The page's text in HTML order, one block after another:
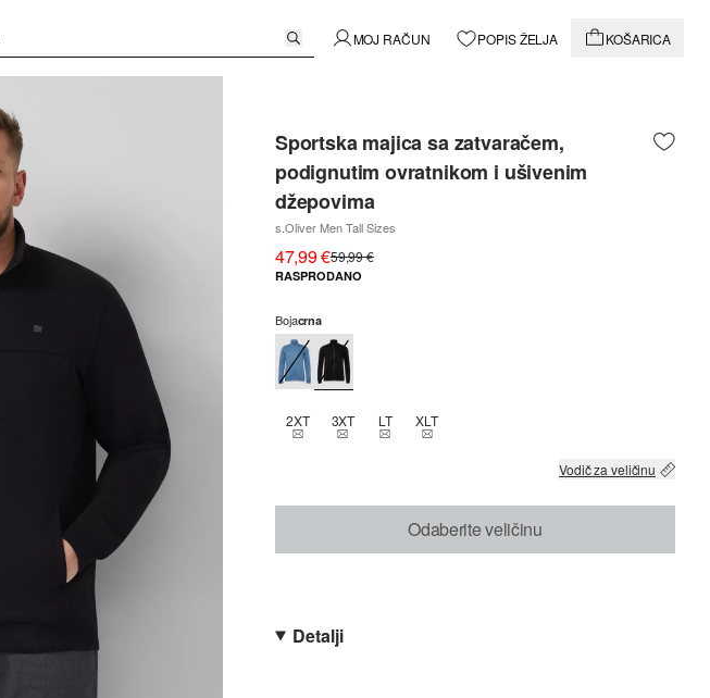
MOJ RAČUN POPIS ŽELJA KOŠARICA
Sportska majica sa zatvaračem,
podignutim ovratnikom i ušivenim
džepovima
s.Oliver Men Tall Sizes
47,99 €59,99 €
RASPRODANO
Bojacrna
2XTTHIS SIZE IS CURRENTLY OUT OF STOCK
3XTTHIS SIZE IS CURRENTLY OUT OF STOCK
LT
THIS SIZE IS CURRENTLY OUT OF STOCK
XLTTHIS SIZE IS CURRENTLY OUT OF STOCK
Vodič za veličinu
Odaberite veličinu
Detalji